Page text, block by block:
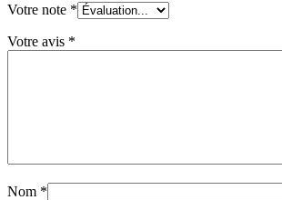
Votre note *
Votre avis *
Nom *